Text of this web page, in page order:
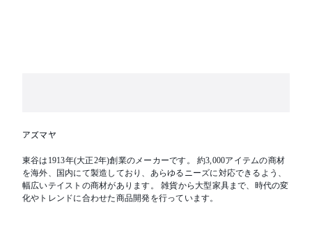
アズマヤ
東谷は1913年(大正2年)創業のメーカーです。 約3,000アイテムの商材
を海外、国内にて製造しており、あらゆるニーズに対応できるよう、
幅広いテイストの商材があります。 雑貨から大型家具まで、時代の変
化やトレンドに合わせた商品開発を行っています。